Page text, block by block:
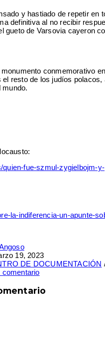
y hastiado de repetir
definitiva al no recibir
gueto de Varsovia
conmemorativo
resto de los judíos
mundo.
fue-szmul-zygielbojm-
la-indiferencia-un-apunte-
19, 2023
DE DOCUMENTACIÓN
comentario